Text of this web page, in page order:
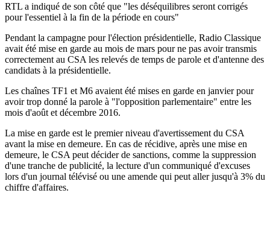
RTL a indiqué de son côté que "les déséquilibres seront corrigés
pour l'essentiel à la fin de la période en cours"
Pendant la campagne pour l'élection présidentielle, Radio Classique
avait été mise en garde au mois de mars pour ne pas avoir transmis
correctement au CSA les relevés de temps de parole et d'antenne des
candidats à la présidentielle.
Les chaînes TF1 et M6 avaient été mises en garde en janvier pour
avoir trop donné la parole à "l'opposition parlementaire" entre les
mois d'août et décembre 2016.
La mise en garde est le premier niveau d'avertissement du CSA
avant la mise en demeure. En cas de récidive, après une mise en
demeure, le CSA peut décider de sanctions, comme la suppression
d'une tranche de publicité, la lecture d'un communiqué d'excuses
lors d'un journal télévisé ou une amende qui peut aller jusqu'à 3% du
chiffre d'affaires.